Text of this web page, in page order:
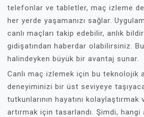
telefonlar ve tabletler, maç izleme
her yerde yaşamanızı sağlar.
canlı maçları takip edebilir, anlık
gidişatından haberdar olabilirsiniz.
halindeyken büyük bir avantaj sunar.
Canlı maç izlemek için bu teknolojik
deneyiminizi bir üst seviyeye
tutkunlarının hayatını kolaylaştırmak
artırmak için tasarlandı. Şimdi, hangi